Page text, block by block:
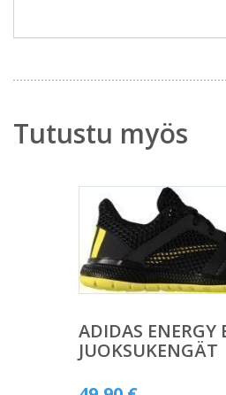
Tutustu myös
ADIDAS ENERGY
JUOKSUKENGÄT